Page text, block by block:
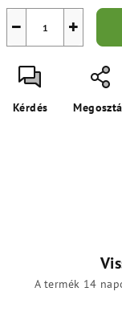
+
−
Kérdés
A termék 14